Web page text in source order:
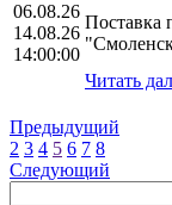
06.08.26
14.08.26
14:00:00
Поставка
Читать
Предыдущий
2 3 4 5 6 7 8
Следующий